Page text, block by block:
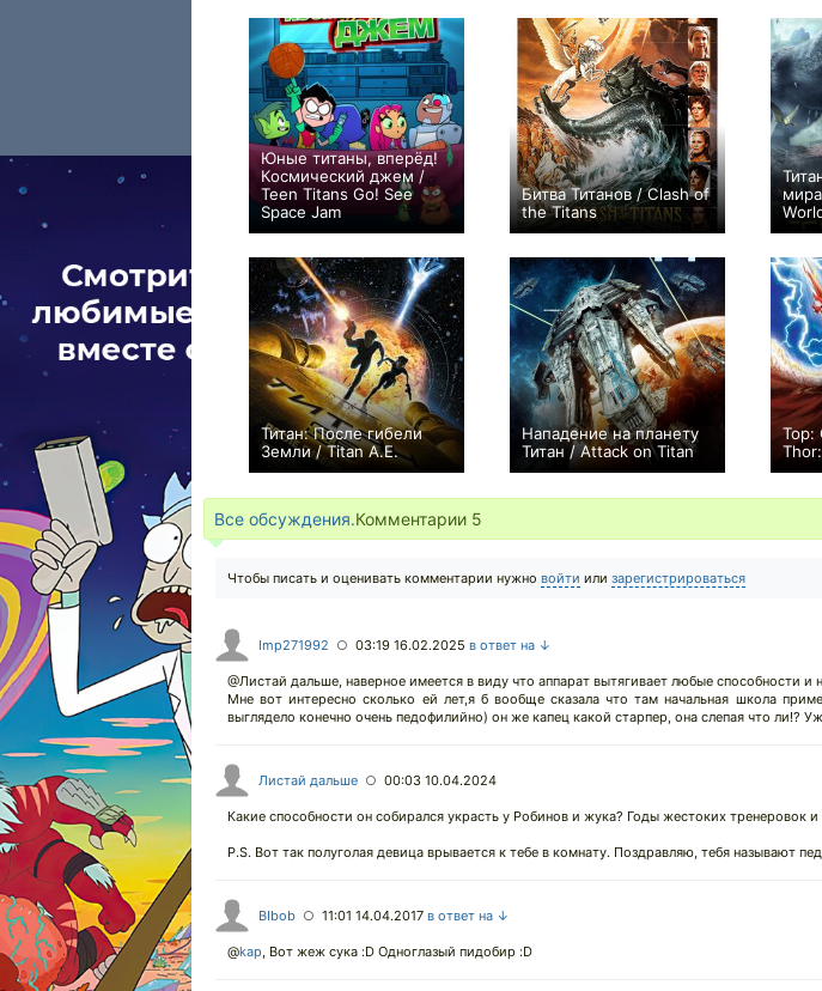
Юные титаны, вперёд!
Космический джем /
Teen Titans Go! See
Space Jam
+1
Битва Титанов / Clash of
the Titans
+2 0
Титан: После гибели
Земли / Titan A.E.
+78
Нападение на планету
Титан / Attack on Titan
+1
Тор:
Все обсуждения.Комментарии 5
Чтобы писать и оценивать комментарии нужно войти или зарегистрироваться
Imp271992 ○ 03:19 16.02.2025 в ответ на ↓
@Листай дальше, наверное имеется в виду что аппарат вытягивает любые способности и
Мне вот интересно сколько ей лет,я б вообще сказала что там начальная школа
выглядело конечно очень педофилийно) он же капец какой старпер, она слепая что ли!?
Листай дальше ○ 00:03 10.04.2024
Какие способности он собирался украсть у Робинов и жука? Годы жестоких тренеровок
P.S. Вот так полуголая девица врывается к тебе в комнату. Поздравляю, тебя называют
BIbob ○ 11:01 14.04.2017 в ответ на ↓
@kap, Вот жеж сука :D Одноглазый пидобир :D